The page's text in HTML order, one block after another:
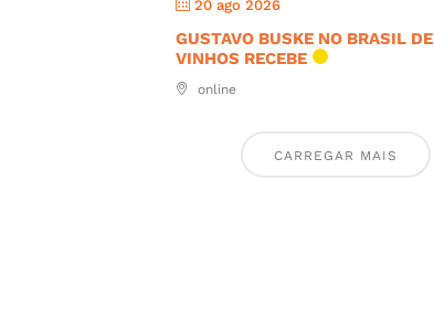
20 ago 2026
GUSTAVO BUSKE NO BRASIL DE
VINHOS RECEBE
online
CARREGAR MAIS